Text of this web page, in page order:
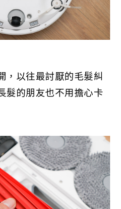
，以往最討厭的毛髮糾
髮的朋友也不用擔心卡